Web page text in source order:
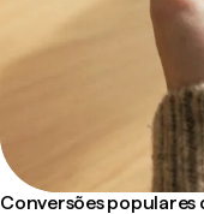
Conversões populares